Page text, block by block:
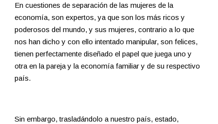
En cuestiones de separación de las mujeres de la
economía, son expertos, ya que son los más ricos y
poderosos del mundo, y sus mujeres, contrario a lo que
nos han dicho y con ello intentado manipular, son felices,
tienen perfectamente diseñado el papel que juega uno y
otra en la pareja y la economía familiar y de su respectivo
país.
Sin embargo, trasladándolo a nuestro país, estado,